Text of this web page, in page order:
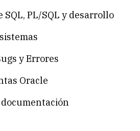
SQL, PL/SQL y desarrollo
y Errores
Oracle